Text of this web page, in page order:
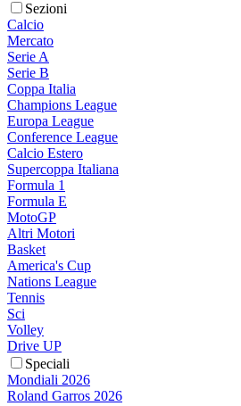
Sezioni
Calcio
Mercato
Serie A
Serie B
Coppa Italia
Champions League
Europa League
Conference League
Calcio Estero
Supercoppa Italiana
Formula 1
Formula E
MotoGP
Altri Motori
Basket
America's Cup
Nations League
Tennis
Sci
Volley
Drive UP
Speciali
Mondiali 2026
Roland Garros 2026